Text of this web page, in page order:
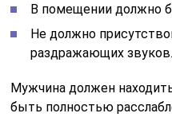
В помещении должно
Не должно
раздражающих звуков.
Мужчина должен
быть полностью